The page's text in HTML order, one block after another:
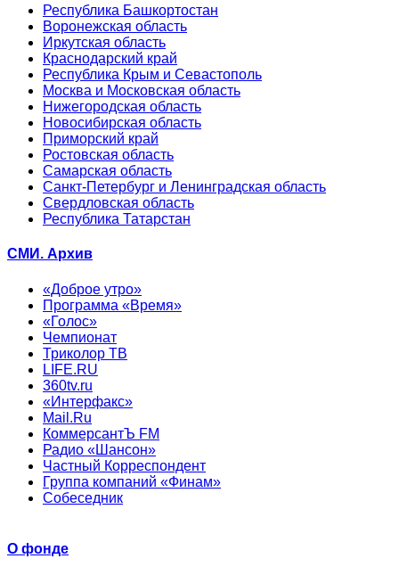
Республика Башкортостан
Воронежская область
Иркутская область
Краснодарский край
Республика Крым и Севастополь
Москва и Московская область
Нижегородская область
Новосибирская область
Приморский край
Ростовская область
Самарская область
Санкт-Петербург и Ленинградская область
Свердловская область
Республика Татарстан
СМИ. Архив
«Доброе утро»
Программа «Время»
«Голос»
Чемпионат
Триколор ТВ
LIFE.RU
360tv.ru
«Интерфакс»
Mail.Ru
КоммерсантЪ FM
Радио «Шансон»
Частный Корреспондент
Группа компаний «Финам»
Собеседник
О фонде